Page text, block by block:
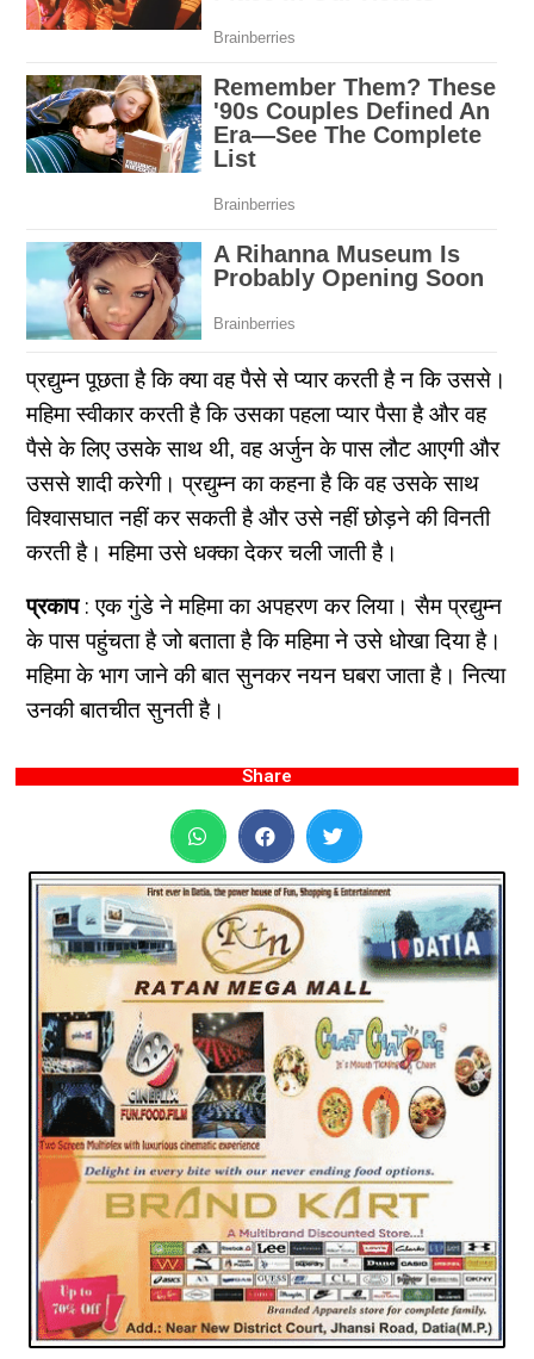
प्रद्युम्न पूछता है कि क्या वह पैसे से प्यार करती है न कि उससे।
महिमा स्वीकार करती है कि उसका पहला प्यार पैसा है और वह
पैसे के लिए उसके साथ थी, वह अर्जुन के पास लौट आएगी और
उससे शादी करेगी। प्रद्युम्न का कहना है कि वह उसके साथ
विश्वासघात नहीं कर सकती है और उसे नहीं छोड़ने की विनती
करती है। महिमा उसे धक्का देकर चली जाती है।
प्रकाप: एक गुंडे ने महिमा का अपहरण कर लिया। सैम प्रद्युम्न
के पास पहुंचता है जो बताता है कि महिमा ने उसे धोखा दिया है।
महिमा के भाग जाने की बात सुनकर नयन घबरा जाता है। नित्या
उनकी बातचीत सुनती है।
Share